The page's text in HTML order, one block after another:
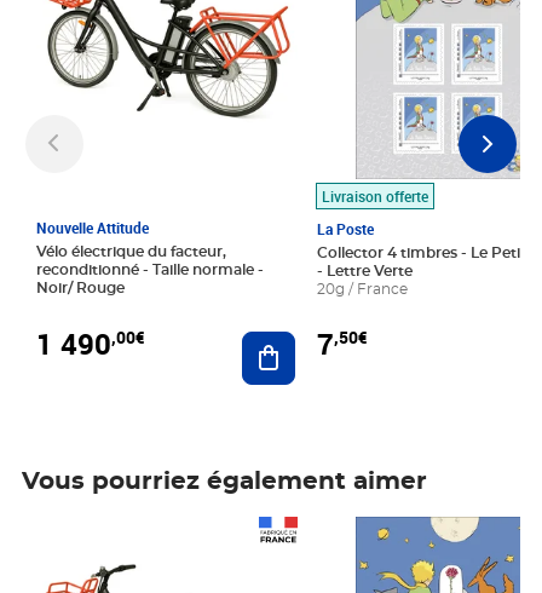
Nouvelle Attitude
Vélo électrique du facteur,
reconditionné - Taille normale -
Noir/ Rouge
1 490,00€ Ajouter au panier
Livraison offerte
La Poste
Collector 4 timbres - Le Petit
- Lettre Verte
20g / France
7,50€
Vous pourriez également aimer
Prix 7,50€